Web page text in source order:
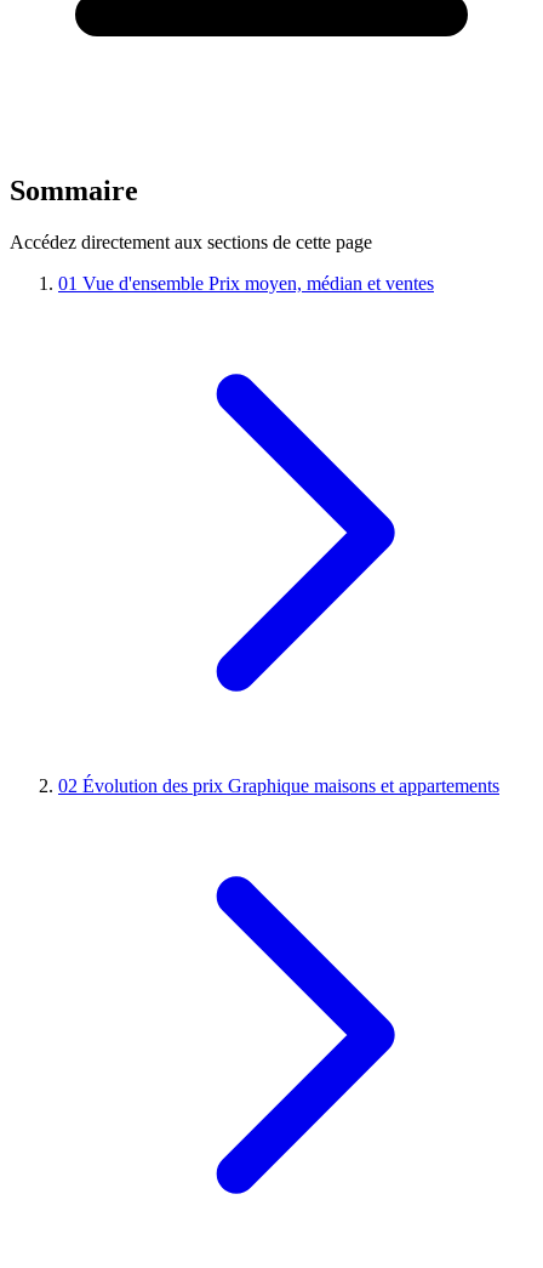
Sommaire
Accédez directement aux sections de cette page
01 Vue d'ensemble Prix moyen, médian et ventes
02 Évolution des prix Graphique maisons et appartements